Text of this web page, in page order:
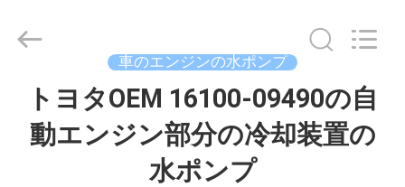
2026
GUANGZHOU
Reserved.
車のエンジンの水ポンプ
トヨタOEM 16100-09490の自
動エンジン部分の冷却装置の
水ポンプ